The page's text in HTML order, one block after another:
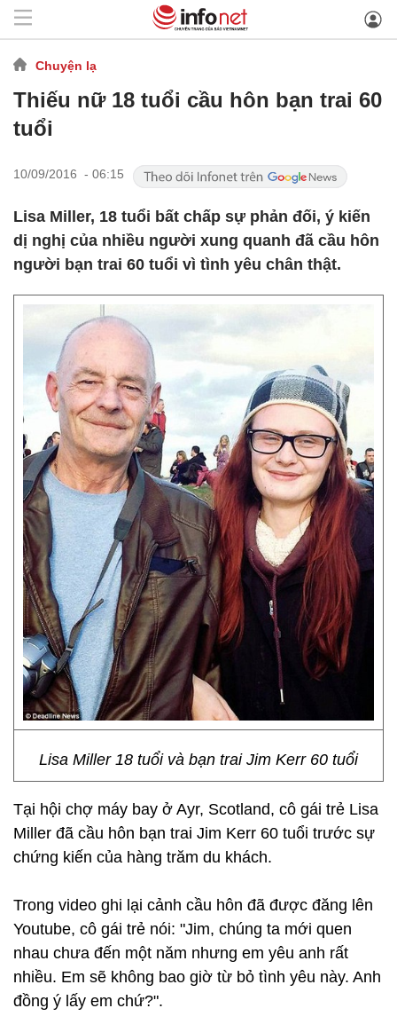
Chuyện lạ
Thiếu nữ 18 tuổi cầu hôn bạn trai 60
tuổi
10/09/2016 - 06:15
Lisa Miller, 18 tuổi bất chấp sự phản đối, ý kiến
dị nghị của nhiều người xung quanh đã cầu hôn
người bạn trai 60 tuổi vì tình yêu chân thật.
Lisa Miller 18 tuổi và bạn trai Jim Kerr 60 tuổi
Tại hội chợ máy bay ở Ayr, Scotland, cô gái trẻ Lisa
Miller đã cầu hôn bạn trai Jim Kerr 60 tuổi trước sự
chứng kiến của hàng trăm du khách.
Trong video ghi lại cảnh cầu hôn đã được đăng lên
Youtube, cô gái trẻ nói: "Jim, chúng ta mới quen
nhau chưa đến một năm nhưng em yêu anh rất
nhiều. Em sẽ không bao giờ từ bỏ tình yêu này. Anh
đồng ý lấy em chứ?".